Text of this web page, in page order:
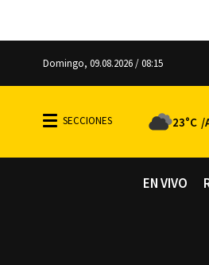
Domingo, 09.08.2026 / 08:15
23°C
EN VIVO